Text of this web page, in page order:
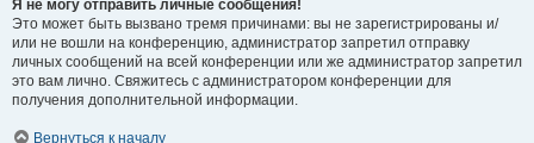
Я не могу отправить личные сообщения!
Это может быть вызвано тремя причинами: вы не зарегистрированы и/
или не вошли на конференцию, администратор запретил отправку
личных сообщений на всей конференции или же администратор запретил
это вам лично. Свяжитесь с администратором конференции для
получения дополнительной информации.
Вернуться к началу